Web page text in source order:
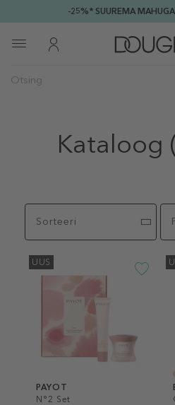
-25%* SUUREMA
Kataloog
Sorteeri
UUS
PAYOT
N°2 Set